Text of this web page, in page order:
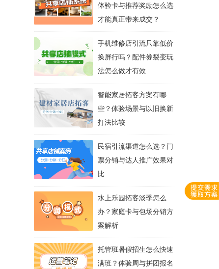
体验卡与推荐奖励怎么选
才能真正带来成交？
手机维修店引流只靠低价
换屏行吗？配件券裂变玩
法怎么做才有效
智能家居拓客方案有哪
些？体验场景与以旧换新
打法比较
民宿引流渠道怎么选？门
票分销与达人推广效果对
比
水上乐园拓客淡季怎么
办？家庭卡与包场分销方
案解析
托管班暑假招生怎么快速
满班？体验周与拼团报名